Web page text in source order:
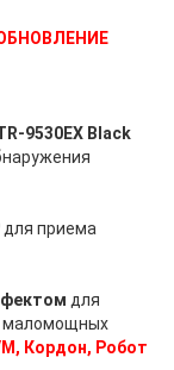
9530EX Black
для приема
для
маломощных
Кордон, Робот